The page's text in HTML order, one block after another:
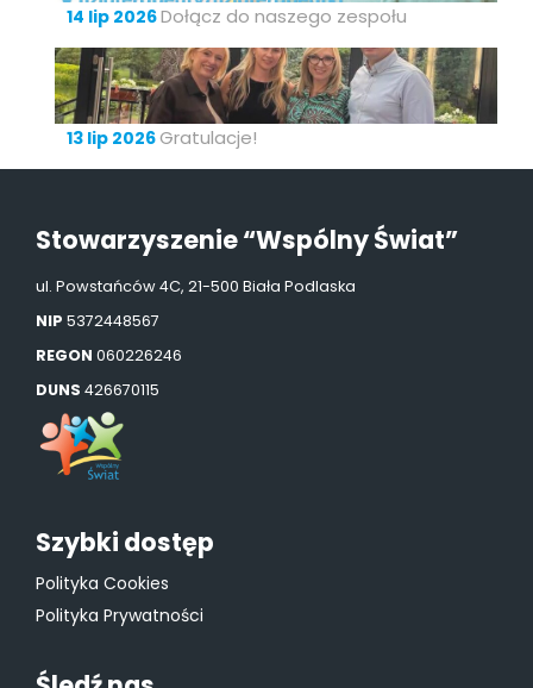
14 lip 2026Dołącz do naszego zespołu
13 lip 2026 Gratulacje!
Stowarzyszenie “Wspólny Świat”
ul. Powstańców 4C, 21-500 Biała Podlaska
NIP 5372448567
REGON 060226246
DUNS 426670115
Szybki dostęp
Polityka Cookies
Polityka Prywatności